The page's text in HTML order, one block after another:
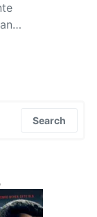
Search